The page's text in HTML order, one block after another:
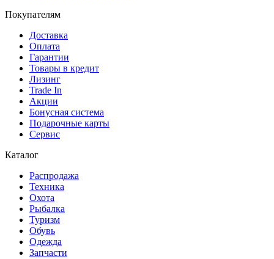
Покупателям
Доставка
Оплата
Гарантии
Товары в кредит
Лизинг
Trade In
Акции
Бонусная система
Подарочные карты
Сервис
Каталог
Распродажа
Техника
Охота
Рыбалка
Туризм
Обувь
Одежда
Запчасти